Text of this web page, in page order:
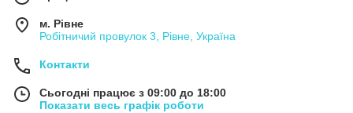
м. Рівне
Робітничий провулок 3, Рівне, Україна
Контакти
Сьогодні працює з 09:00 до 18:00
Показати весь графік роботи